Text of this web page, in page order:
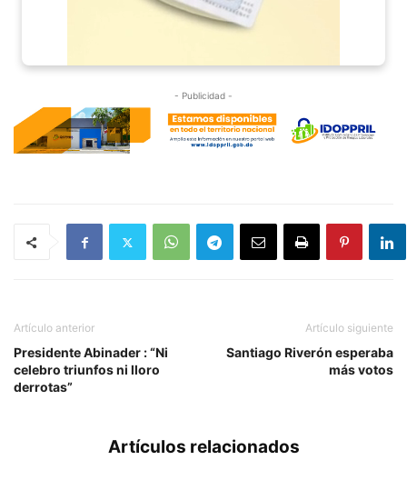
- Publicidad -
Artículo anterior
Presidente Abinader : “Ni
celebro triunfos ni lloro
derrotas”
Artículo siguiente
Santiago Riverón esperaba
más votos
Artículos relacionados